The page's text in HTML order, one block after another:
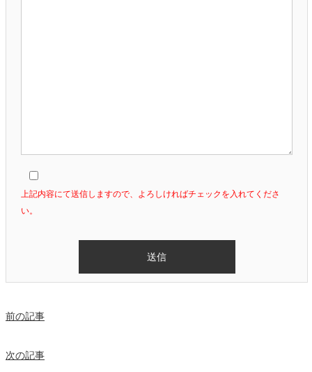
上記内容にて送信しますので、よろしければチェックを入れてくださ
い。
前の記事
次の記事